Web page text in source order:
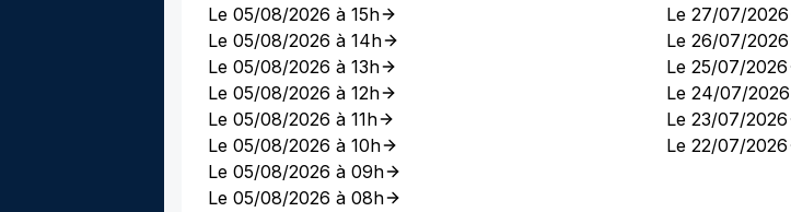
Le 05/08/2026 à 15h
Le 05/08/2026 à 14h
Le 05/08/2026 à 13h
Le 05/08/2026 à 12h
Le 05/08/2026 à 11h
Le 05/08/2026 à 10h
Le 05/08/2026 à 09h
Le 05/08/2026 à 08h
Le 27/07/2026
Le 26/07/2026
Le 25/07/2026
Le 24/07/2026
Le 23/07/2026
Le 22/07/2026